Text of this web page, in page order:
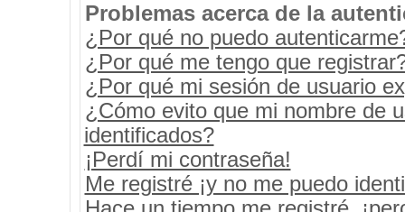
Problemas acerca de la
¿Por qué no puedo
¿Por qué me tengo que
¿Por qué mi sesión de usuario
¿Cómo evito que mi nombre de
identificados?
¡Perdí mi contraseña!
Me registré ¡y no me puedo